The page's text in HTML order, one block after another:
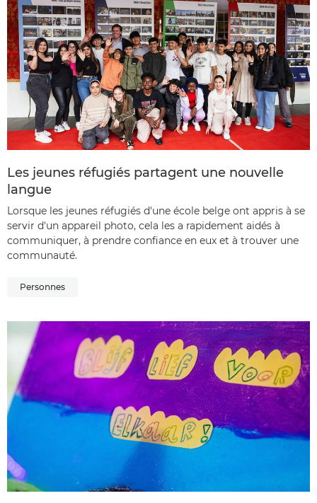
Les jeunes réfugiés partagent une nouvelle
langue
Lorsque les jeunes réfugiés d'une école belge ont appris à se
servir d'un appareil photo, cela les a rapidement aidés à
communiquer, à prendre confiance en eux et à trouver une
communauté.
Personnes